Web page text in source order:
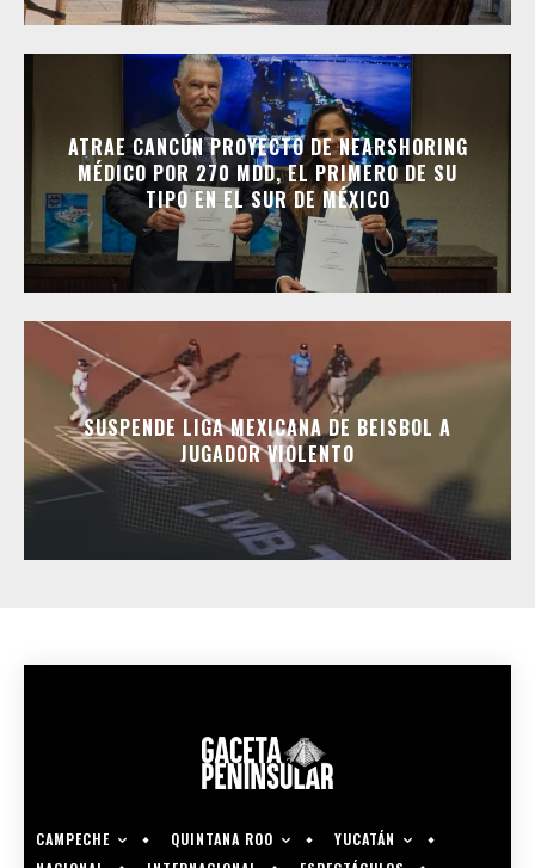
ATRAE CANCÚN PROYECTO DE NEARSHORING
MÉDICO POR 270 MDD, EL PRIMERO DE SU
TIPO EN EL SUR DE MÉXICO
SUSPENDE LIGA MEXICANA DE BEISBOL A
JUGADOR VIOLENTO
CAMPECHE QUINTANA ROO
YUCATÁN